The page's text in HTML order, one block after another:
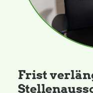
Grüne im
Ratsmitglieder 2025 –
Frist